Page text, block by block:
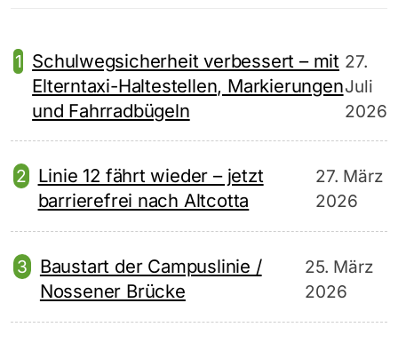
Schulwegsicherheit verbessert – mit
Elterntaxi-Haltestellen, Markierungen
und Fahrradbügeln
27.
Juli
2026
Linie 12 fährt wieder – jetzt
barrierefrei nach Altcotta
27. März
2026
Baustart der Campuslinie /
Nossener Brücke
25. März
2026